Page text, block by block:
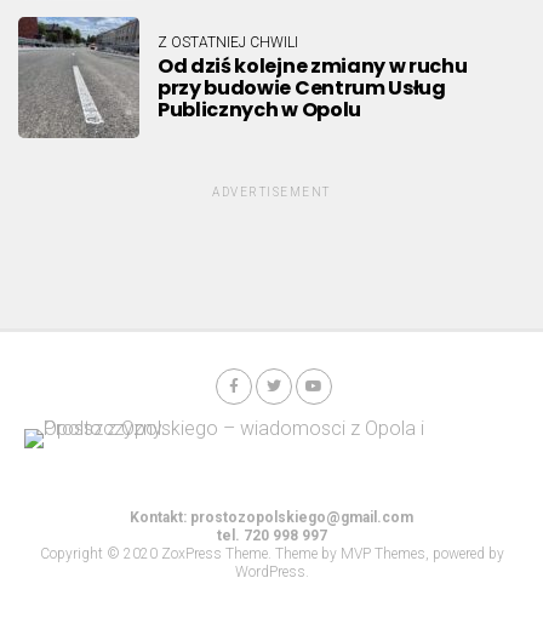
Z OSTATNIEJ CHWILI
Od dziś kolejne zmiany w ruchu
przy budowie Centrum Usług
Publicznych w Opolu
ADVERTISEMENT
Kontakt: prostozopolskiego@gmail.com
tel. 720 998 997
Copyright © 2020 ZoxPress Theme. Theme by MVP Themes, powered by
WordPress.